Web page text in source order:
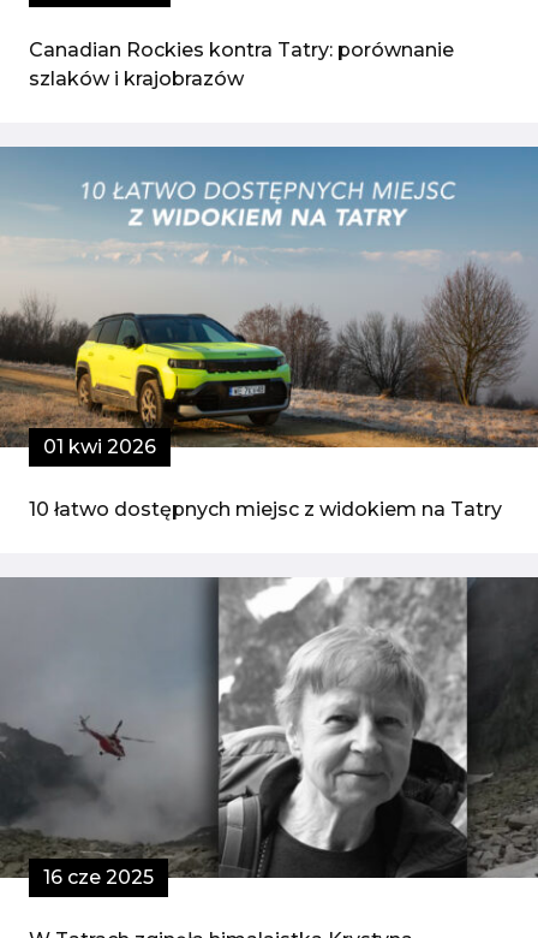
Canadian Rockies kontra Tatry: porównanie
szlaków i krajobrazów
01 kwi 2026
10 łatwo dostępnych miejsc z widokiem na Tatry
16 cze 2025